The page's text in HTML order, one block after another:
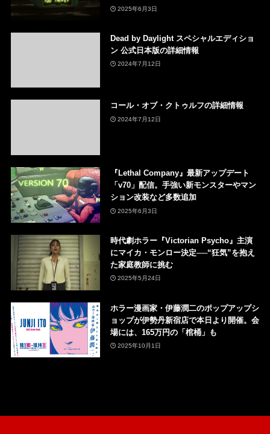
2025年6月3日
Dead by Daylight スペシャルエディショ
ン 公式日本版の詳細情報
2024年7月12日
コール・オブ・クトゥルフの詳細情報
2024年7月12日
『Lethal Company』最新アップデート
「v70」配信。手強い新モンスターやマン
ション改装など多数追加
2025年6月3日
時代劇ホラー『Victorian Psycho』主演
にマイカ・モンロー決定──“狂気”を抱え
た家庭教師に挑む
2025年5月24日
ホラー漫画家・伊藤潤二のポップアップシ
ョップが伊勢丹新宿店で本日より開催。会
場には、165万円の「棺桶」も
2025年10月1日